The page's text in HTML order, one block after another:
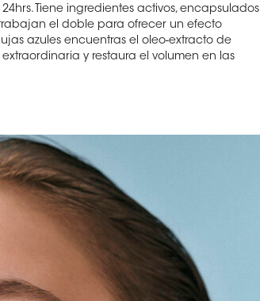
Tiene ingredientes activos, encapsulados
el doble para ofrecer un efecto
azules encuentras el oleo-extracto de
y restaura el volumen en las